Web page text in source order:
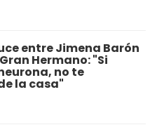
entre Jimena Barón
Hermano: "Si
no te
la casa"